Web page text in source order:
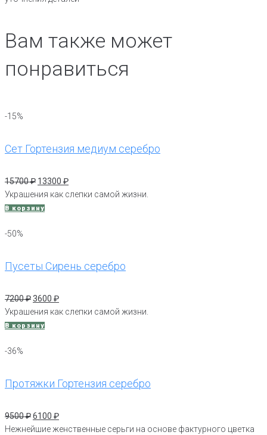
Вам также может
понравиться
-15%
Сет Гортензия медиум серебро
15700₽ Первоначальная
цена
составляла
13300 ₽Текущая
цена:
Украшения как слепки самой жизни.
В корзину
-50%
Пусеты Сирень серебро
7200₽Первоначальная
цена
составляла
3600 ₽Текущая
цена:
Украшения как слепки самой жизни.
В корзину
-36%
Протяжки Гортензия серебро
9500₽Первоначальная
цена
6100 ₽Текущая
цена:
Нежнейшие женственные серьги на основе фактурного цветка